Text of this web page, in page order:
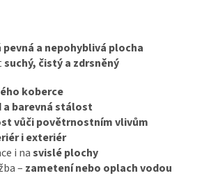
pevná a nepohyblivá plocha
suchý, čistý a zdrsněný
koberce
a barevná stálost
vůči povětrnostním vlivům
i exteriér
i nasvislé plochy
– zametení nebo oplach vodou